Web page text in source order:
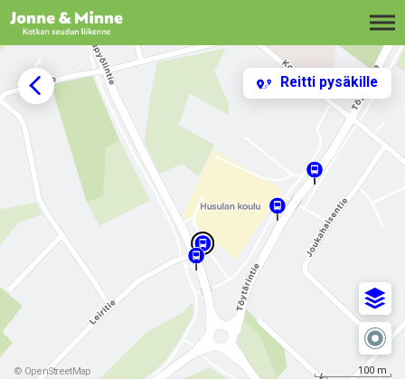
Siirry sisältöön
Reitti pysäkille
© OpenStreetMap 100 m